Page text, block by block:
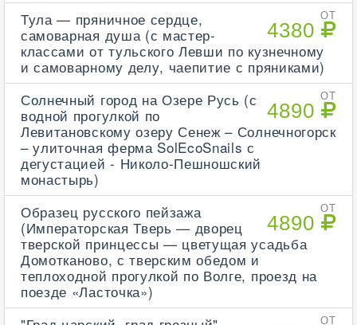
ОТ
4380
Тула — пряничное сердце,
самоварная душа (с мастер-
классами от тульского Левши по кузнечному
и самоварному делу, чаепитие с пряниками)
ОТ
4890
Солнечный город на Озере Русь (с
водной прогулкой по
Левитановскому озеру Сенеж – Солнечногорск
– улиточная ферма SolEcoSnails с
дегустацией - Николо-Пешношский
монастырь)
ОТ
4890
Образец русского пейзажа
(Императорская Тверь — дворец
тверской принцессы — цветущая усадьба
Домотканово, с тверским обедом и
теплоходной прогулкой по Волге, проезд на
поезде «Ласточка»)
ОТ